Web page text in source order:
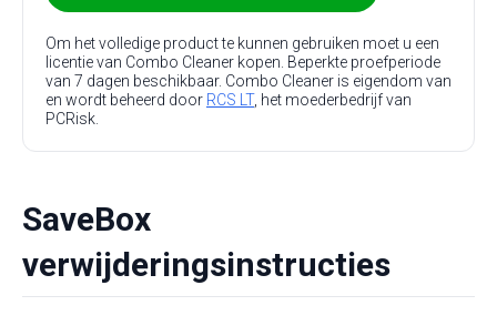
Om het volledige product te kunnen gebruiken moet u een
licentie van Combo Cleaner kopen. Beperkte proefperiode
van 7 dagen beschikbaar. Combo Cleaner is eigendom van
en wordt beheerd door RCS LT, het moederbedrijf van
PCRisk.
SaveBox
verwijderingsinstructies